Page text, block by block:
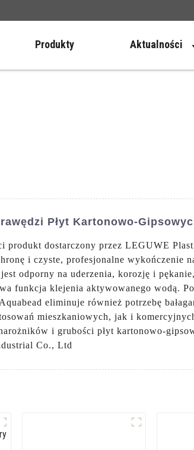
Produkty Aktualności
Płyt Kartonowo-
produkt dostarczony przez LEGUWE
i czyste, profesjonalne
odporny na uderzenia, korozję i
funkcja klejenia aktywowanego wodą.
eliminuje również potrzebę
mieszkaniowych, jak i
i grubości płyt kartonowo-
Co., Ltd